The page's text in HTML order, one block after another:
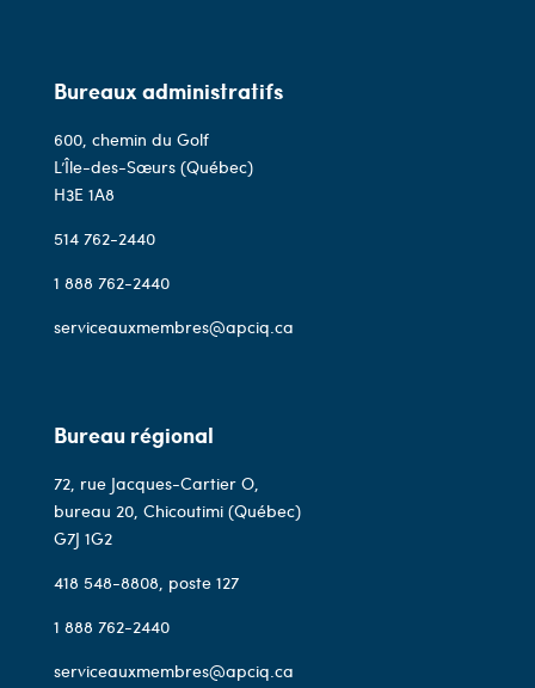
Bureaux administratifs
600, chemin du Golf
L’Île-des-Sœurs (Québec)
H3E 1A8
514 762-2440
1 888 762-2440
serviceauxmembres@apciq.ca
Bureau régional
72, rue Jacques-Cartier O,
bureau 20, Chicoutimi (Québec)
G7J 1G2
418 548-8808, poste 127
1 888 762-2440
serviceauxmembres@apciq.ca